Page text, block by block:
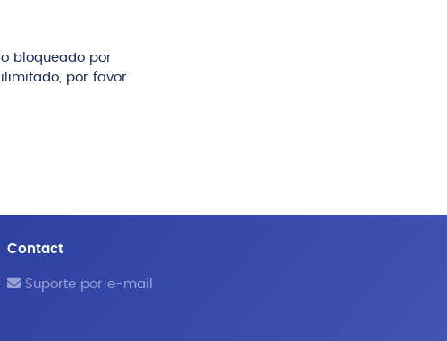
bloqueado por
por favor
Contact
Suporte por e-mail